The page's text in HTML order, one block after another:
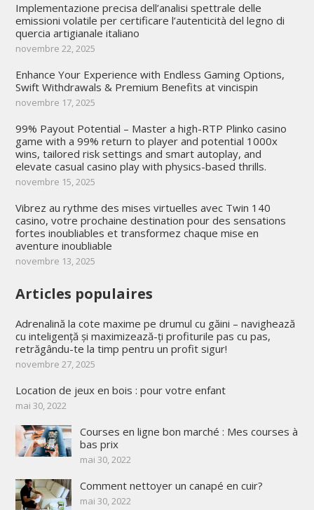
Implementazione precisa dell’analisi spettrale delle
emissioni volatile per certificare l’autenticità del legno di
quercia artigianale italiano
novembre 22, 2025
Enhance Your Experience with Endless Gaming Options,
Swift Withdrawals & Premium Benefits at vincispin
novembre 17, 2025
99% Payout Potential – Master a high-RTP Plinko casino
game with a 99% return to player and potential 1000x
wins, tailored risk settings and smart autoplay, and
elevate casual casino play with physics-based thrills.
novembre 15, 2025
Vibrez au rythme des mises virtuelles avec Twin 140
casino, votre prochaine destination pour des sensations
fortes inoubliables et transformez chaque mise en
aventure inoubliable
novembre 13, 2025
Articles populaires
Adrenalină la cote maxime pe drumul cu găini – navighează
cu inteligență și maximizează-ți profiturile pas cu pas,
retrăgându-te la timp pentru un profit sigur!
novembre 27, 2025
Location de jeux en bois : pour votre enfant
mai 30, 2022
Courses en ligne bon marché : Mes courses à
bas prix
mai 30, 2022
Comment nettoyer un canapé en cuir?
mai 30, 2022